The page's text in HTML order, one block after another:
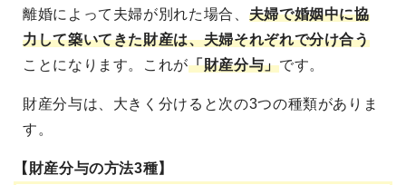
離婚によって夫婦が別れた場合、 夫婦で婚姻中に協
力して築いてきた財産は、夫婦それぞれで分け合う
ことになります。これが「財産分与」です。
財産分与は、大きく分けると次の3つの種類がありま
す。
【財産分与の方法3種】